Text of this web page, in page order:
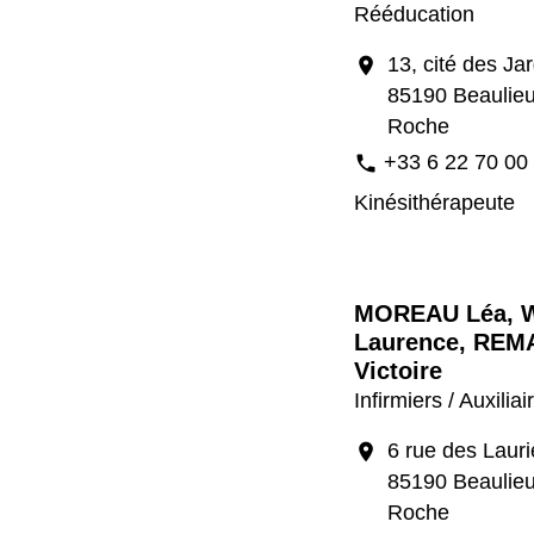
Rééducation
location_on
13, cité des
85190
Roche
phone +33 6 22 70 00
Kinésithérapeute
MOREAU Léa,
Laurence,
Victoire
Infirmiers /
location_on
6 rue des
85190
Roche